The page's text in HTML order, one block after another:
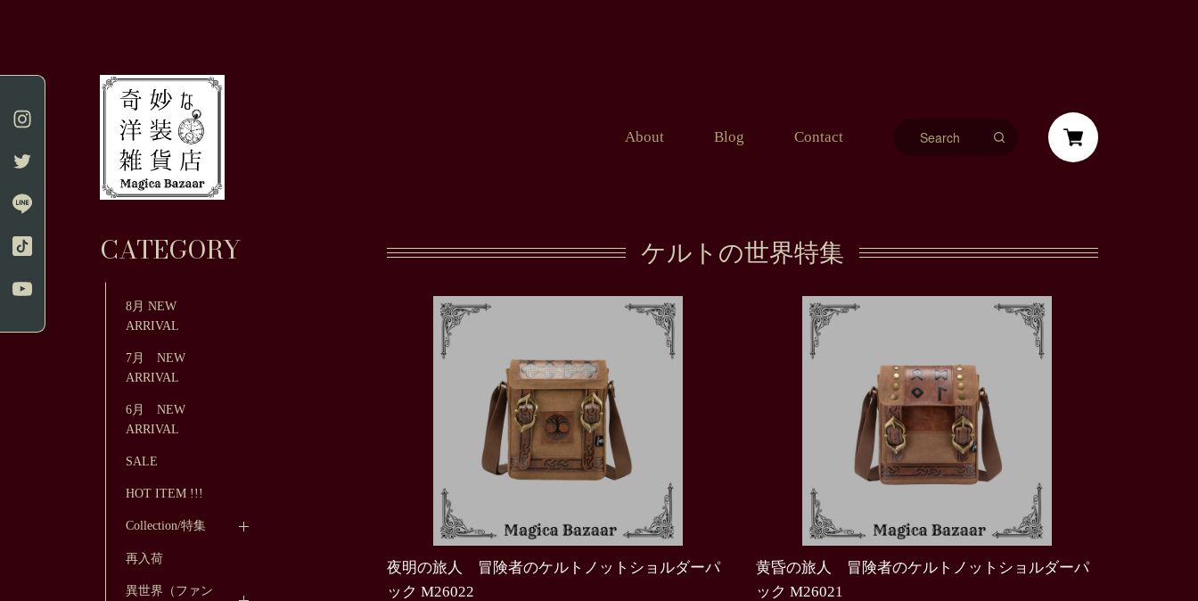
About Blog Contact
ケルトの世界特集
夜明の旅人 冒険者のケルトノットショルダーパ
ック M26022
黄昏の旅人 冒険者のケルトノットショルダーパ
ック M26021
CATEGORY
8月 NEW
ARRIVAL
7月 NEW
ARRIVAL
6月 NEW
ARRIVAL
SALE
HOT ITEM !!!
Collection/特集
再入荷
異世界（ファン